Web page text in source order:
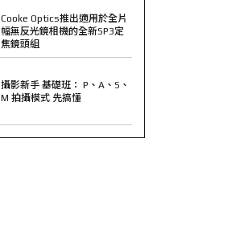
Cooke Optics推出適用於全片
幅無反光鏡相機的全新SP3定
焦鏡頭組
攝影新手 基礎班： P、A、S、
M 拍攝模式 先搞懂